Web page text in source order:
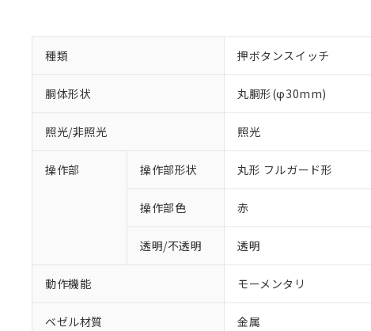
種類 押ボタンスイッチ
胴体形状 丸胴形(φ30mm)
照光/非照光 照光
操作部 操作部形状 丸形 フルガード形
操作部色 赤
透明/不透明 透明
動作機能 モーメンタリ
ベゼル材質 金属